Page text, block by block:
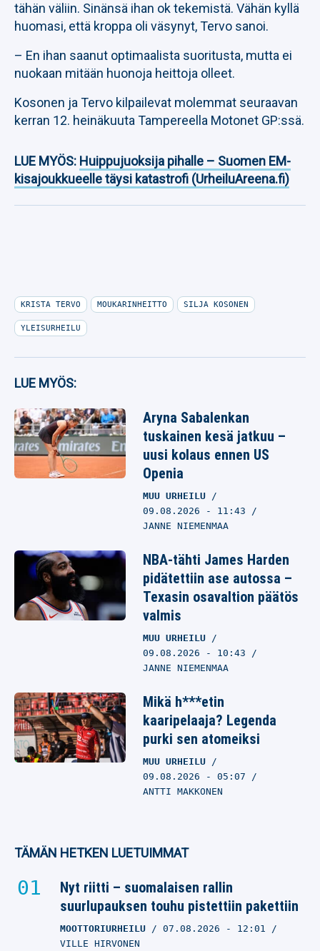
tähän väliin. Sinänsä ihan ok tekemistä. Vähän kyllä
huomasi, että kroppa oli väsynyt, Tervo sanoi.
– En ihan saanut optimaalista suoritusta, mutta ei
nuokaan mitään huonoja heittoja olleet.
Kosonen ja Tervo kilpailevat molemmat seuraavan
kerran 12. heinäkuuta Tampereella Motonet GP:ssä.
LUE MYÖS: Huippujuoksija pihalle – Suomen EM-
kisajoukkueelle täysi katastrofi (UrheiluAreena.fi)
KRISTA TERVO MOUKARINHEITTO SILJA KOSONEN
YLEISURHEILU
LUE MYÖS:
Aryna Sabalenkan
tuskainen kesä jatkuu –
uusi kolaus ennen US
Openia
MUU URHEILU
09.08.2026 - 11:43
JANNE NIEMENMAA
NBA-tähti James Harden
pidätettiin ase autossa –
Texasin osavaltion päätös
valmis
MUU URHEILU
09.08.2026 - 10:43
JANNE NIEMENMAA
Mikä h***etin
kaaripelaaja? Legenda
purki sen atomeiksi
MUU URHEILU
09.08.2026 - 05:07
ANTTI MAKKONEN
TÄMÄN HETKEN LUETUIMMAT
Nyt riitti – suomalaisen rallin
suurlupauksen touhu pistettiin pakettiin
MOOTTORIURHEILU 07.08.2026 - 12:01
VILLE HIRVONEN